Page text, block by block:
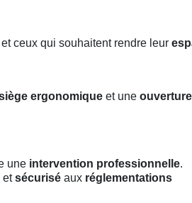
ceux qui souhaitent rendre leur
ergonomique et une ouverture
une intervention professionnelle.
etsécurisé aux réglementations